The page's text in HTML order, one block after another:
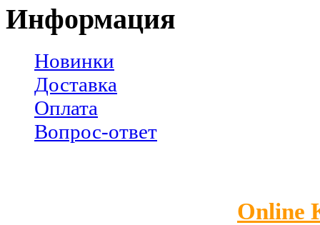
Информация
Новинки
Доставка
Оплата
Вопрос-ответ
Online